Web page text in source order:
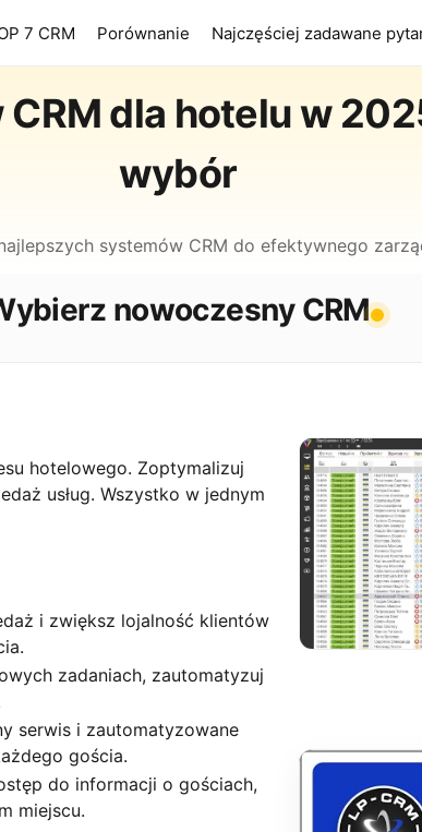
7 CRM Porównanie Najczęściej zadawane
dla hotelu w
wybór
systemów CRM do efektywnego
nowoczesny CRM
hotelowego. Zoptymalizuj
usług. Wszystko w jednym
i zwiększ lojalność klientów
zadaniach, zautomatyzuj
serwis i zautomatyzowane
gościa.
do informacji o gościach,
miejscu.